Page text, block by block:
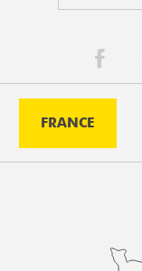
FRANCE